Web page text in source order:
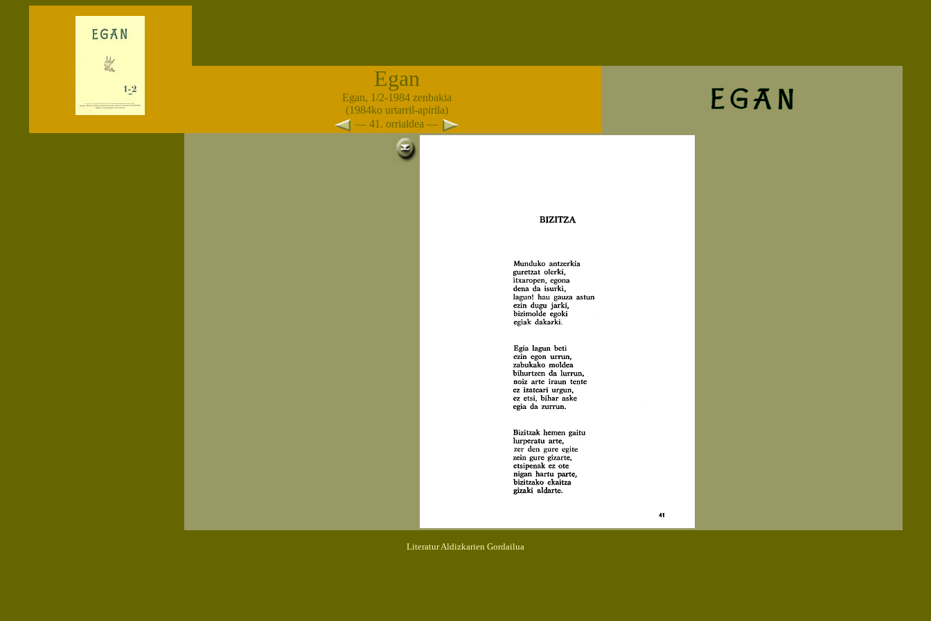
Egan
Egan, 1/2-1984 zenbakia
(1984ko urtarril-apirila)
— 41. orrialdea —
Literatur Aldizkarien Gordailua